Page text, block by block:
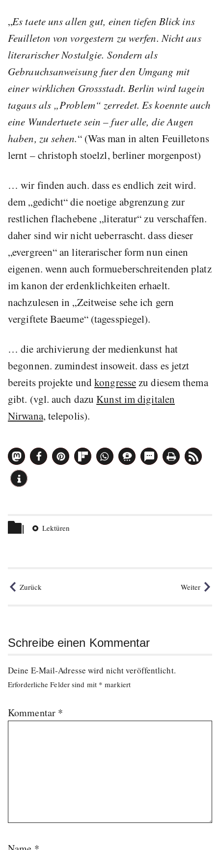
„Es taete uns allen gut, einen tiefen Blick ins
Feuilleton von vorgestern zu werfen. Nicht aus
literarischer Nostalgie. Sondern als
Gebrauchsanweisung fuer den Umgang mit
einer wirklichen Grossstadt. Berlin wird tagein
tagaus als „Problem“ zerredet. Es koennte auch
eine Wundertuete sein – fuer alle, die Augen
haben, zu sehen.“ (Was man in alten Feuilletons
lernt – christoph stoelzl, berliner morgenpost)
… wir finden auch. dass es endlich zeit wird.
dem „gedicht“ die noetige abgrenzung zur
restlichen flachebene „literatur“ zu verschaffen.
daher sind wir nicht ueberrascht. dass dieser
„evergreen“ an literarischer form nun einen
eigenen. wenn auch formueberschreitenden platz
im kanon der erdenklichkeiten erhaelt.
nachzulesen in „Zeitweise sehe ich gern
vergiftete Baeume“ (tagesspiegel).
… die archivierung der medienkunst hat
begonnen. zumindest insoweit. dass es jetzt
bereits projekte undkongressezu diesem thema
gibt. (vgl. auch dazuKunst im digitalen
Nirwana, telepolis).
Beitrag
teilen
Themen
Lektüren
Zurück Weiter
Schreibe einen Kommentar
Deine E-Mail-Adresse wird nicht veröffentlicht.
Erforderliche Felder sind mit * markiert
Kommentar *